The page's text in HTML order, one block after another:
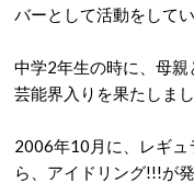
バーとして活動をしてい
中学2年生の時に、母親
芸能界入りを果たしまし
2006年10月に、レギ
ら、アイドリング!!!が